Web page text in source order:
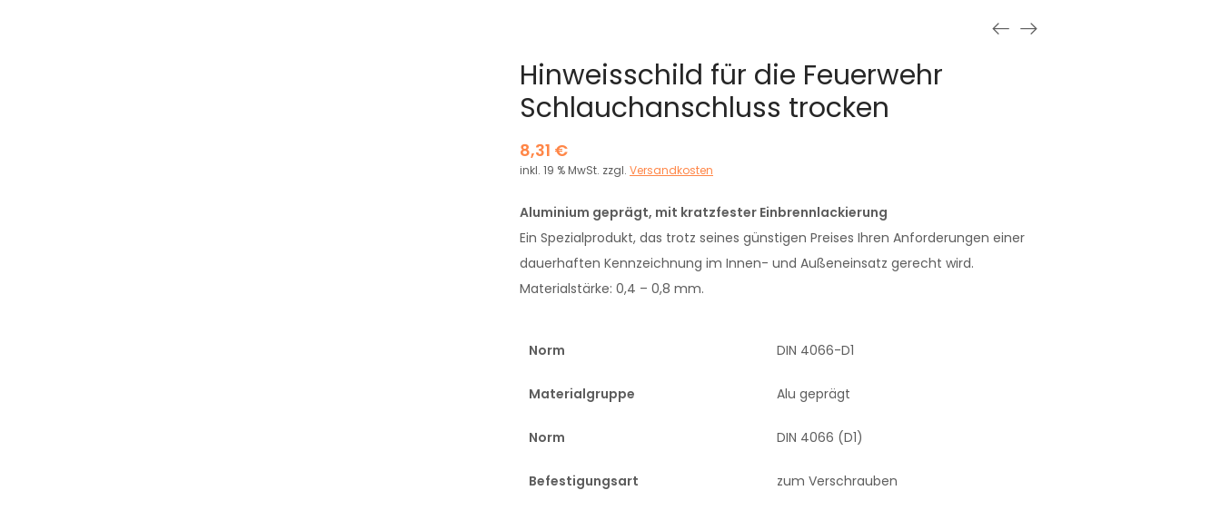
Hinweisschild für die Feuerwehr
Schlauchanschluss trocken
8,31 €
inkl. 19 % MwSt. zzgl. Versandkosten
Aluminium geprägt, mit kratzfester Einbrennlackierung
Ein Spezialprodukt, das trotz seines günstigen Preises Ihren Anforderungen einer
dauerhaften Kennzeichnung im Innen- und Außeneinsatz gerecht wird.
Materialstärke: 0,4 – 0,8 mm.
Norm DIN 4066-D1
Materialgruppe Alu geprägt
Norm DIN 4066 (D1)
Befestigungsart zum Verschrauben